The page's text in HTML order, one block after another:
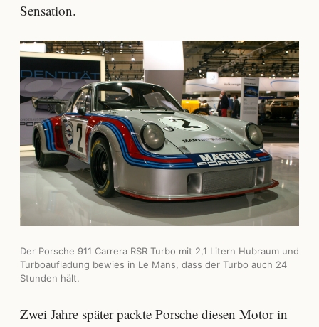
Sensation.
Der Porsche 911 Carrera RSR Turbo mit 2,1 Litern Hubraum und
Turboaufladung bewies in Le Mans, dass der Turbo auch 24
Stunden hält.
Zwei Jahre später packte Porsche diesen Motor in